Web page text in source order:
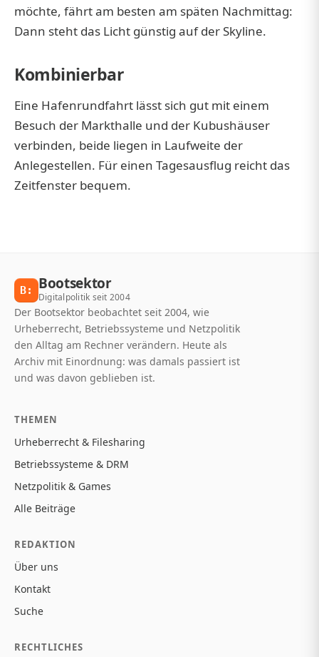
möchte, fährt am besten am späten Nachmittag:
Dann steht das Licht günstig auf der Skyline.
Kombinierbar
Eine Hafenrundfahrt lässt sich gut mit einem
Besuch der Markthalle und der Kubushäuser
verbinden, beide liegen in Laufweite der
Anlegestellen. Für einen Tagesausflug reicht das
Zeitfenster bequem.
B: Bootsektor
Digitalpolitik seit 2004
Der Bootsektor beobachtet seit 2004, wie
Urheberrecht, Betriebssysteme und Netzpolitik
den Alltag am Rechner verändern. Heute als
Archiv mit Einordnung: was damals passiert ist
und was davon geblieben ist.
THEMEN
Urheberrecht & Filesharing
Betriebssysteme & DRM
Netzpolitik & Games
Alle Beiträge
REDAKTION
Über uns
Kontakt
Suche
RECHTLICHES